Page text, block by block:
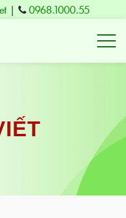
| 0968.1000.55
Kế
Phú
Yên
tạo